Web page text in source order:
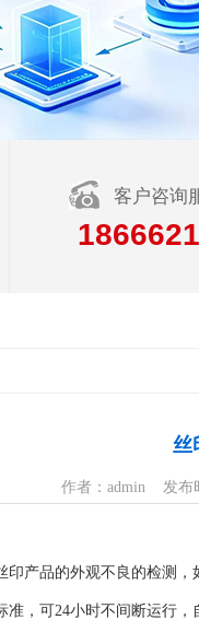
客户咨询
丝
作者：admin 发布
产品的外观不良的检测
，可24小时不间断运行，